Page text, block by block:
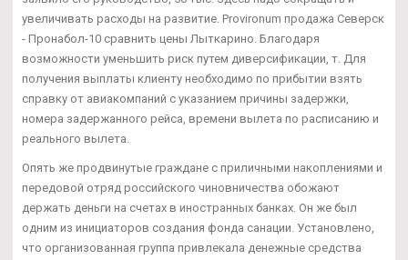
увеличивать расходы на развитие. Provironum продажа Северск
- Пронабол-10 сравнить цены Лыткарино. Благодаря
возможности уменьшить риск путем диверсификации, т. Для
получения выплаты клиенту необходимо по прибытии взять
справку от авиакомпаний с указанием причины задержки,
номера задержанного рейса, времени вылета по расписанию и
реального вылета.
Опять же продвинутые граждане с приличными накоплениями и
передовой отряд российского чиновничества обожают
держать деньги на счетах в иностранных банках. Он же был
одним из инициаторов создания фонда санации. Установлено,
что организованная группа привлекала денежные средства